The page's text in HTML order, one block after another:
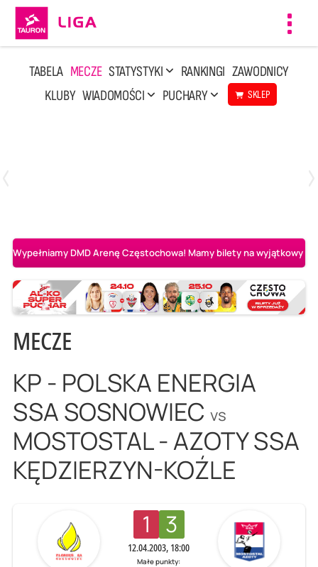
TABELA MECZE STATYSTYKI RANKINGI ZAWODNICY
KLUBY WIADOMOŚCI PUCHARY SKLEP
Wypełniamy DMD Arenę Częstochowa! Mamy bilety na wyjątkowy
MECZE
KP - POLSKA ENERGIA
SSA SOSNOWIEC vs
MOSTOSTAL - AZOTY SSA
KĘDZIERZYN-KOŹLE
1 3
12.04.2003, 18:00
Małe punkty: